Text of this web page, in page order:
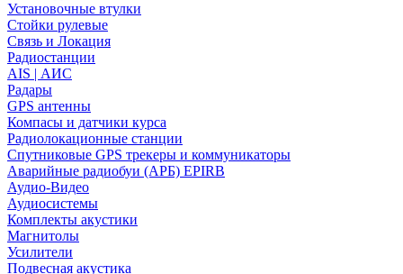
Установочные втулки
Стойки рулевые
Связь и Локация
Радиостанции
AIS | АИС
Радары
GPS антенны
Компасы и датчики курса
Радиолокационные станции
Спутниковые GPS трекеры и коммуникаторы
Аварийные радиобуи (АРБ) EPIRB
Аудио-Видео
Аудиосистемы
Комплекты акустики
Магнитолы
Усилители
Подвесная акустика